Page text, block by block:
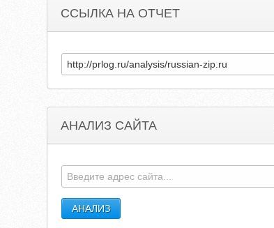
ССЫЛКА НА ОТЧЕТ
АНАЛИЗ САЙТА